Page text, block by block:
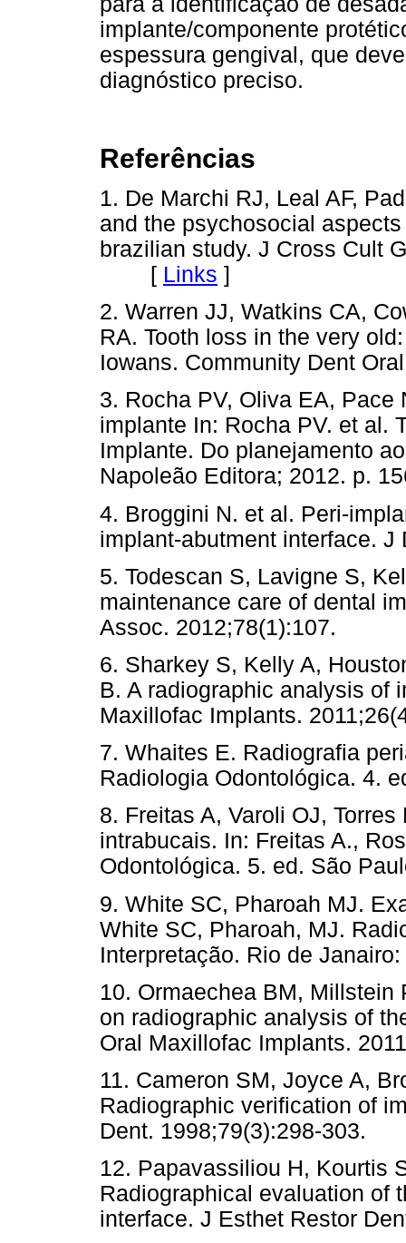
implante/componente
espessura gengival, que
diagnóstico preciso.
Referências
1. De Marchi RJ, Leal AF,
and the psychosocial
brazilian study. J Cross Cult
[ Links ]
2. Warren JJ, Watkins CA,
RA. Tooth loss in the very
Iowans. Community Dent
3. Rocha PV, Oliva EA,
implante In: Rocha PV. et al.
Implante. Do planejamento
Napoleão Editora; 2012. p.
4. Broggini N. et al. Peri-
implant-abutment interface. J
5. Todescan S, Lavigne S,
maintenance care of dental
Assoc. 2012;78(1):107.
6. Sharkey S, Kelly A,
B. A radiographic analysis of
Maxillofac Implants.
7. Whaites E. Radiografia
Radiologia Odontológica. 4.
8. Freitas A, Varoli OJ,
intrabucais. In: Freitas A.,
Odontológica. 5. ed. São
9. White SC, Pharoah MJ.
White SC, Pharoah, MJ.
Interpretação. Rio de
10. Ormaechea BM, Millstein
on radiographic analysis of
Oral Maxillofac Implants.
11. Cameron SM, Joyce A,
Radiographic verification of
Dent. 1998;79(3):298-303.
12. Papavassiliou H, Kourtis
Radiographical evaluation of
interface. J Esthet Restor